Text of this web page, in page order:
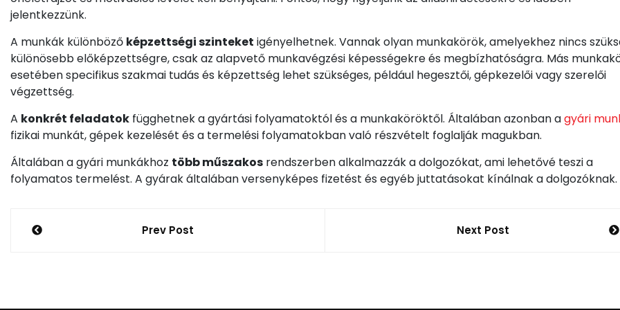
jelentkezzünk.
A munkák különböző képzettségi szinteket igényelhetnek. Vannak olyan munkakörök, amelyekhez nincs
különösebb előképzettségre, csak az alapvető munkavégzési képességekre és megbízhatóságra. Más
esetében specifikus szakmai tudás és képzettség lehet szükséges, például hegesztői, gépkezelői vagy szerelői
végzettség.
A konkrét feladatok függhetnek a gyártási folyamatoktól és a munkaköröktől. Általában azonban agyári
fizikai munkát, gépek kezelését és a termelési folyamatokban való részvételt foglalják magukban.
Általában a gyári munkákhoz több műszakos rendszerben alkalmazzák a dolgozókat, ami lehetővé teszi a
folyamatos termelést. A gyárak általában versenyképes fizetést és egyéb juttatásokat kínálnak a dolgozóknak.
Bejegyzés
Prev Post Next Post